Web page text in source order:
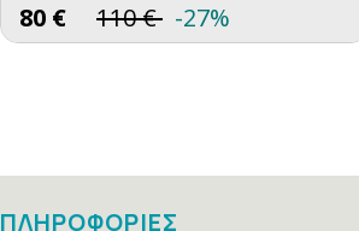
80 € 110€ -27%
ΠΛΗΡΟΦΟΡΙΕΣ